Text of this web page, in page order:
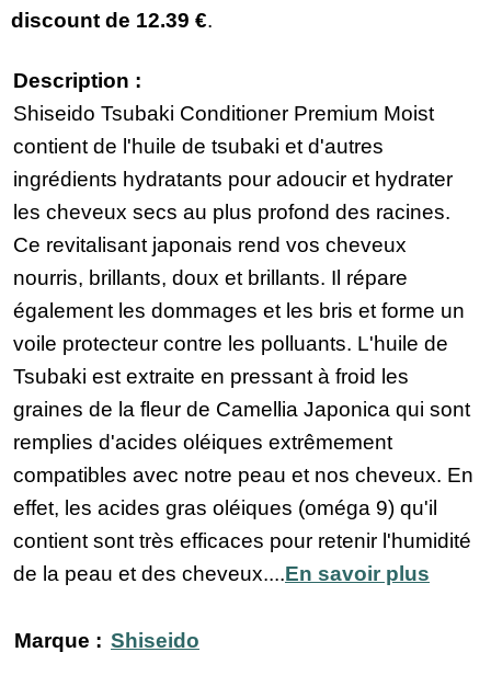
discount de 12.39 €.
Description :
Shiseido Tsubaki Conditioner Premium Moist
contient de l'huile de tsubaki et d'autres
ingrédients hydratants pour adoucir et hydrater
les cheveux secs au plus profond des racines.
Ce revitalisant japonais rend vos cheveux
nourris, brillants, doux et brillants. Il répare
également les dommages et les bris et forme un
voile protecteur contre les polluants. L'huile de
Tsubaki est extraite en pressant à froid les
graines de la fleur de Camellia Japonica qui sont
remplies d'acides oléiques extrêmement
compatibles avec notre peau et nos cheveux. En
effet, les acides gras oléiques (oméga 9) qu'il
contient sont très efficaces pour retenir l'humidité
de la peau et des cheveux....En savoir plus
Marque : Shiseido